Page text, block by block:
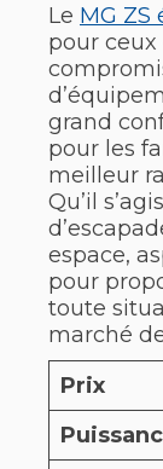
Le MG ZS
pour
grand
pour les
meilleur
Qu’il
espace,
pour
toute
marché
Prix